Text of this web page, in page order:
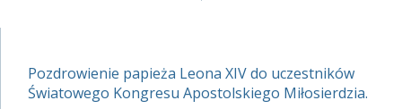
Pozdrowienie papieża Leona XIV do uczestników
Światowego Kongresu Apostolskiego Miłosierdzia.